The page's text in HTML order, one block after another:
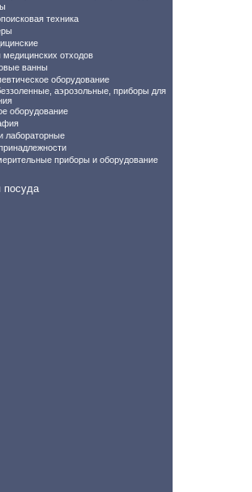
техника
медицинских отходов
ванны
оборудование
аэрозольные, приборы для
оборудование
лабораторные
приборы и оборудование
посуда